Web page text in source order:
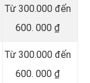
Từ 300.000 đến
600. 000 ₫
Từ 300.000 đến
600. 000 ₫